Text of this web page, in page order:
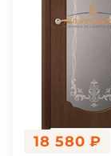
18 580 ₽